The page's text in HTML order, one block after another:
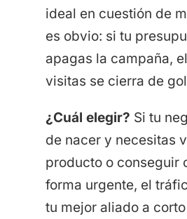
ideal en cuestión de
es obvio: si tu
apagas la campaña,
visitas se cierra de
¿Cuál elegir? Si tu
de nacer y necesitas
producto o conseguir
forma urgente, el
tu mejor aliado a